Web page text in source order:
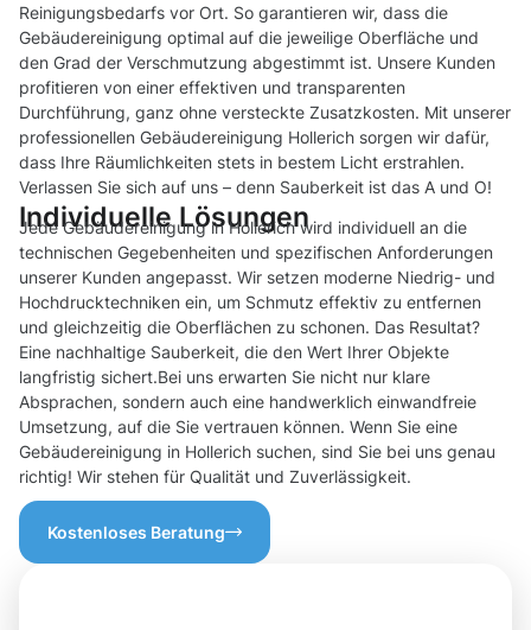
Reinigungsbedarfs vor Ort. So garantieren wir, dass die
Gebäudereinigung optimal auf die jeweilige Oberfläche und
den Grad der Verschmutzung abgestimmt ist. Unsere Kunden
profitieren von einer effektiven und transparenten
Durchführung, ganz ohne versteckte Zusatzkosten. Mit unserer
professionellen Gebäudereinigung Hollerich sorgen wir dafür,
dass Ihre Räumlichkeiten stets in bestem Licht erstrahlen.
Verlassen Sie sich auf uns – denn Sauberkeit ist das A und O!
Individuelle Lösungen
Jede Gebäudereinigung in Hollerich wird individuell an die
technischen Gegebenheiten und spezifischen Anforderungen
unserer Kunden angepasst. Wir setzen moderne Niedrig- und
Hochdrucktechniken ein, um Schmutz effektiv zu entfernen
und gleichzeitig die Oberflächen zu schonen. Das Resultat?
Eine nachhaltige Sauberkeit, die den Wert Ihrer Objekte
langfristig sichert.Bei uns erwarten Sie nicht nur klare
Absprachen, sondern auch eine handwerklich einwandfreie
Umsetzung, auf die Sie vertrauen können. Wenn Sie eine
Gebäudereinigung in Hollerich suchen, sind Sie bei uns genau
richtig! Wir stehen für Qualität und Zuverlässigkeit.
Kostenloses Beratung